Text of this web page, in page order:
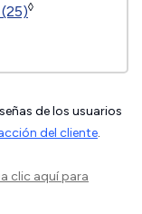
◊
de los usuarios
del cliente.
clic aquípara